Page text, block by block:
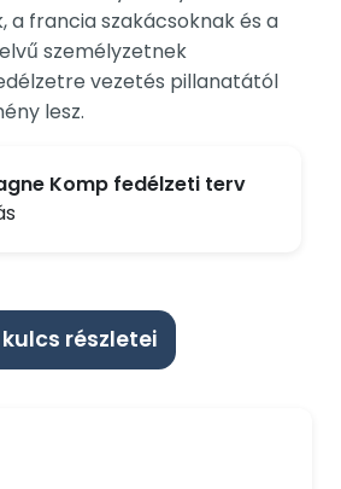
a francia szakácsoknak és a
személyzetnek
vezetés pillanatától
lesz.
Komp fedélzeti terv
részletei